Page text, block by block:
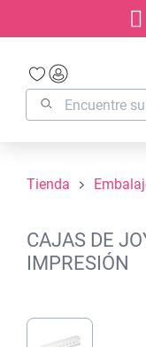
Saltar a
Tienda
CAJAS DE
IMPRESIÓN
Omitir galería de